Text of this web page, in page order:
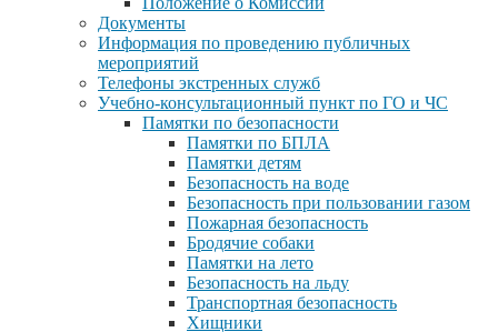
Документы
Информация по проведению публичных
мероприятий
Телефоны экстренных служб
Учебно-консультационный пункт по ГО и ЧС
Памятки по безопасности
Памятки по БПЛА
Памятки детям
Безопасность на воде
Безопасность при пользовании газом
Пожарная безопасность
Бродячие собаки
Памятки на лето
Безопасность на льду
Транспортная безопасность
Хищники